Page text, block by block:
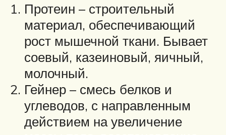
Протеин – строительный
материал, обеспечивающий
рост мышечной ткани. Бывает
соевый, казеиновый, яичный,
молочный.
Гейнер – смесь белков и
углеводов, с направленным
действием на увеличение